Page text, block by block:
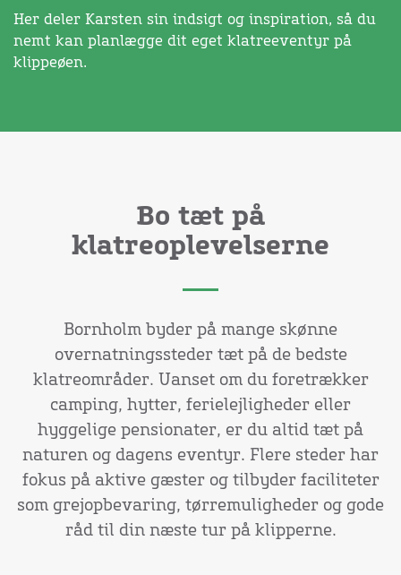
Her deler Karsten sin indsigt og inspiration, så du
nemt kan planlægge dit eget klatreeventyr på
klippeøen.
Bo tæt på
klatreoplevelserne
Bornholm byder på mange skønne
overnatningssteder tæt på de bedste
klatreområder. Uanset om du foretrækker
camping, hytter, ferielejligheder eller
hyggelige pensionater, er du altid tæt på
naturen og dagens eventyr. Flere steder har
fokus på aktive gæster og tilbyder faciliteter
som grejopbevaring, tørremuligheder og gode
råd til din næste tur på klipperne.